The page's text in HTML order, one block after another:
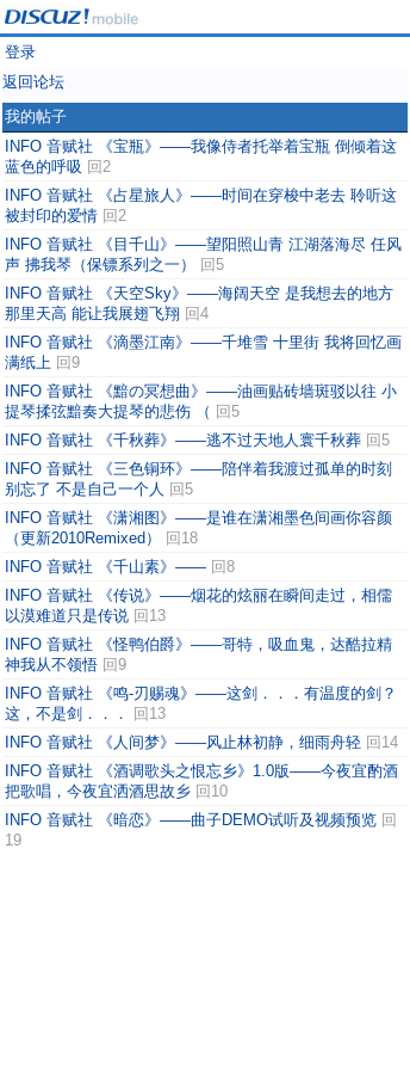
登录
返回论坛
我的帖子
INFO 音赋社 《宝瓶》——我像侍者托举着宝瓶 倒倾着这
蓝色的呼吸 回2
INFO 音赋社 《占星旅人》——时间在穿梭中老去 聆听这
被封印的爱情 回2
INFO 音赋社 《目千山》——望阳照山青 江湖落海尽 任风
声 拂我琴（保镖系列之一）
回5
INFO 音赋社 《天空Sky》——海阔天空 是我想去的地方
那里天高 能让我展翅飞翔 回4
INFO 音赋社 《滴墨江南》——千堆雪 十里街 我将回忆画
满纸上 回9
INFO 音赋社 《黯の冥想曲》——油画贴砖墙斑驳以往 小
提琴揉弦黯奏大提琴的悲伤 （ 回5
INFO 音赋社 《千秋葬》——逃不过天地人寰千秋葬 回5
INFO 音赋社 《三色铜环》——陪伴着我渡过孤单的时刻
别忘了 不是自己一个人 回5
INFO 音赋社 《潇湘图》——是谁在潇湘墨色间画你容颜
（更新2010Remixed）
回18
INFO 音赋社 《千山素》—— 回8
INFO 音赋社 《传说》——烟花的炫丽在瞬间走过，相儒
以漠难道只是传说 回13
INFO 音赋社 《怪鸭伯爵》——哥特，吸血鬼，达酷拉精
神我从不领悟 回9
INFO 音赋社 《鸣-刃赐魂》——这剑．．．有温度的剑？
这，不是剑．．．
回13
INFO 音赋社 《人间梦》——风止林初静，细雨舟轻 回14
INFO 音赋社 《酒调歌头之恨忘乡》1.0版——今夜宜酌酒
把歌唱，今夜宜洒酒思故乡 回10
INFO 音赋社 《暗恋》——曲子DEMO试听及视频预览 回
19